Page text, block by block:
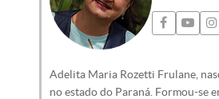
Adelita Maria Rozetti Frulane,
no estado do Paraná. Formou-se